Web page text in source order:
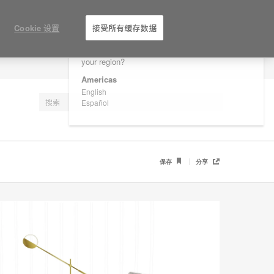
Are you in United States?
your region?
Americas
English
Español
保存 分享
Cookie 设置 接受所有缓存数据